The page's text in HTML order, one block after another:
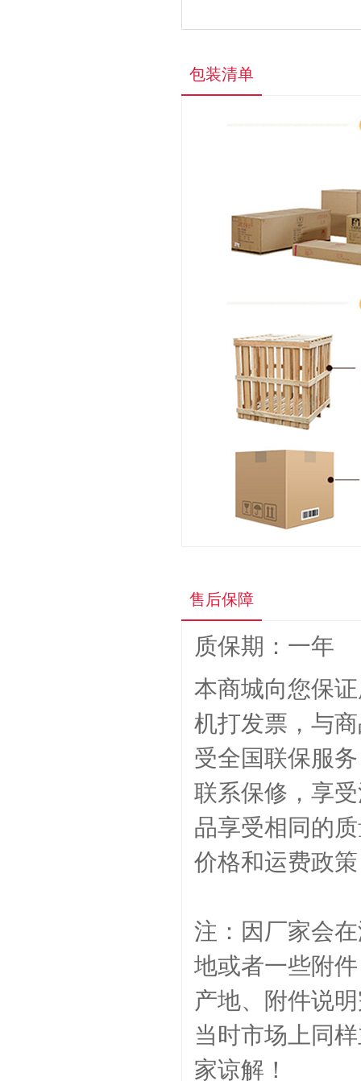
包装清单
售后保障
质保期：一年
本商城向您保
机打发票，与
受全国联保服
联系保修，享
品享受相同的
价格和运费政策
注：因厂家会
地或者一些附
产地、附件说
当时市场上同
家谅解！